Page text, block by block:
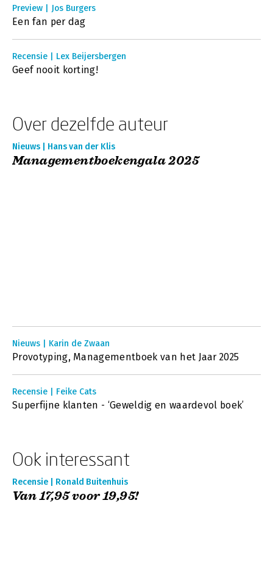
Preview | Jos Burgers
Een fan per dag
Recensie | Lex Beijersbergen
Geef nooit korting!
Over dezelfde auteur
Nieuws | Hans van der Klis
Managementboekengala 2025
Nieuws | Karin de Zwaan
Provotyping, Managementboek van het Jaar 2025
Recensie | Feike Cats
Superfijne klanten - ‘Geweldig en waardevol boek’
Ook interessant
Recensie | Ronald Buitenhuis
Van 17,95 voor 19,95!